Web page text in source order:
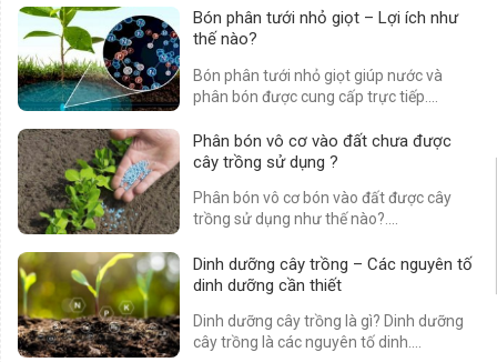
Bón phân tưới nhỏ giọt – Lợi ích như
thế nào?
Bón phân tưới nhỏ giọt giúp nước và
phân bón được cung cấp trực tiếp....
Phân bón vô cơ vào đất chưa được
cây trồng sử dụng ?
Phân bón vô cơ bón vào đất được cây
trồng sử dụng như thế nào?....
Dinh dưỡng cây trồng – Các nguyên tố
dinh dưỡng cần thiết
Dinh dưỡng cây trồng là gì? Dinh dưỡng
cây trồng là các nguyên tố dinh....